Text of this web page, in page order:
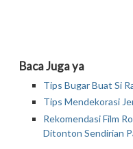
Baca Juga ya
Tips Bugar Buat Si
Tips Mendekorasi
Rekomendasi Film
Ditonton Sendirian